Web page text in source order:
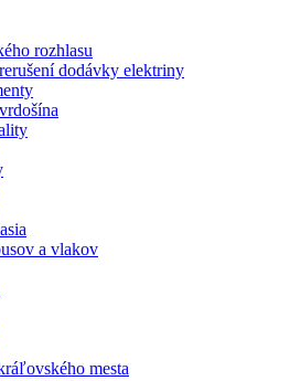
rozhlasu
dodávky elektriny
a vlakov
mesta